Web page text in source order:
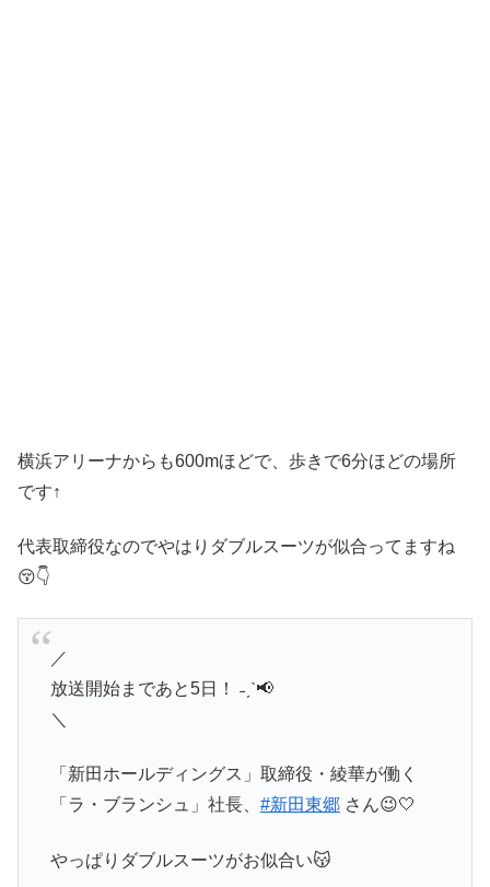
横浜アリーナからも600mほどで、歩きで6分ほどの場所
です↑
代表取締役なのでやはりダブルスーツが似合ってますね
😚👇
／
放送開始まであと5日！ ˗ˏˋ📢
＼
「新田ホールディングス」取締役・綾華が働く
「ラ・ブランシュ」社長、 #新田東郷さん😉🤍
やっぱりダブルスーツがお似合い😽